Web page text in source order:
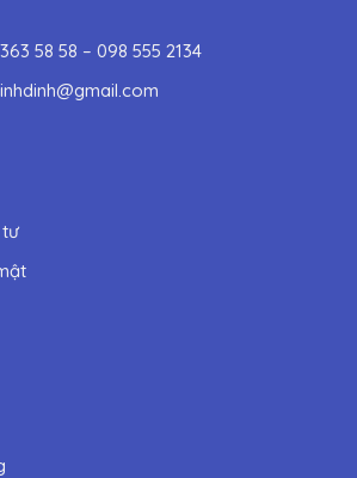
58 58 – 098 555 2134